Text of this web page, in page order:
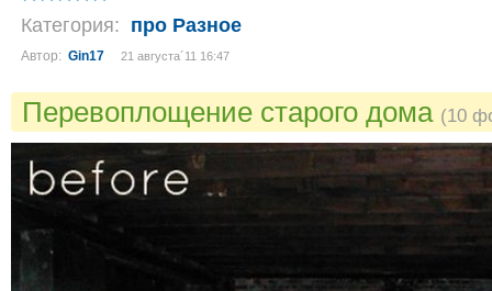
Категория: про Разное
Автор: Gin17 21 августа´11 16:47
Перевоплощение старого дома (10